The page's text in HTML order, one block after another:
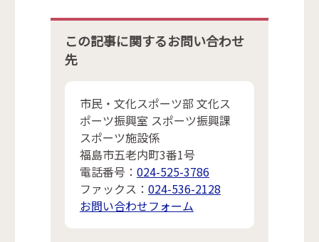
この記事に関するお問い合わせ
先
市民・文化スポーツ部 文化ス
ポーツ振興室 スポーツ振興課
スポーツ施設係
福島市五老内町3番1号
電話番号： 024-525-3786
ファックス： 024-536-2128
お問い合わせフォーム